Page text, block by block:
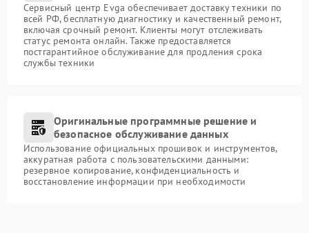
Сервисный центр Evga обеспечивает доставку техники по
всей РФ, бесплатную диагностику и качественный ремонт,
включая срочный ремонт. Клиенты могут отслеживать
статус ремонта онлайн. Также предоставляется
постгарантийное обслуживание для продления срока
службы техники
Оригинальные программные решение и
безопасное обслуживание данных
Использование официальных прошивок и инструментов,
аккуратная работа с пользовательскими данными:
резервное копирование, конфиденциальность и
восстановление информации при необходимости